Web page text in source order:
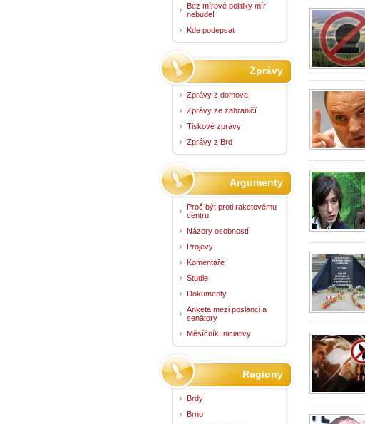
Bez mírové politiky mír
nebude!
Kde podepsat
Zprávy
Zprávy z domova
Zprávy ze zahraničí
Tiskové zprávy
Zprávy z Brd
Argumenty
Proč být proti raketovému
centru
Názory osobností
Projevy
Komentáře
Studie
Dokumenty
Anketa mezi poslanci a
senátory
Měsíčník Iniciativy
Regiony
Brdy
Brno